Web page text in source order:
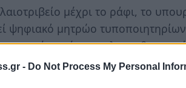
- Do Not Process My Personal
µέχρι το ράφι, το
ψηφιακό µητρώο
χορήγηση
σχεδιάζεται η υλοποίηση
και ελιάς και θα